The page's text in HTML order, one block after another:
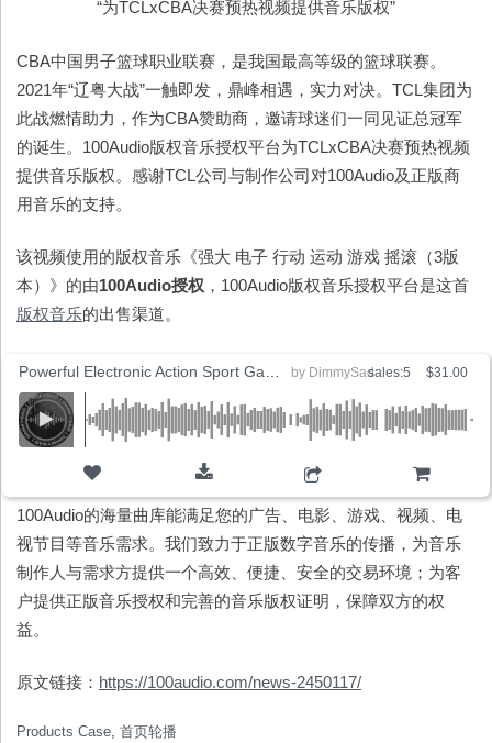
“为TCLxCBA决赛预热视频提供音乐版权”
CBA中国男子篮球职业联赛，是我国最高等级的篮球联赛。
2021年“辽粤大战”一触即发，鼎峰相遇，实力对决。TCL集团为
此战燃情助力，作为CBA赞助商，邀请球迷们一同见证总冠军
的诞生。100Audio版权音乐授权平台为TCLxCBA决赛预热视频
提供音乐版权。感谢TCL公司与制作公司对100Audio及正版商
用音乐的支持。
该视频使用的版权音乐《强大 电子 行动 运动 游戏 摇滚（3版
本）》的由100Audio授权 ，100Audio版权音乐授权平台是这首
版权音乐的出售渠道。
sales:5 $31.00
by DimmySad
100Audio的海量曲库能满足您的广告、电影、游戏、视频、电
视节目等音乐需求。我们致力于正版数字音乐的传播，为音乐
制作人与需求方提供一个高效、便捷、安全的交易环境；为客
户提供正版音乐授权和完善的音乐版权证明，保障双方的权
益。
原文链接： https://100audio.com/news-2450117/
Products Case 首页轮播